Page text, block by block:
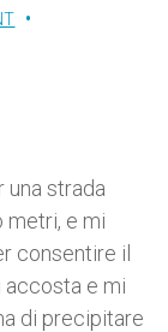
una strada
metri, e mi
consentire il
accosta e mi
di precipitare